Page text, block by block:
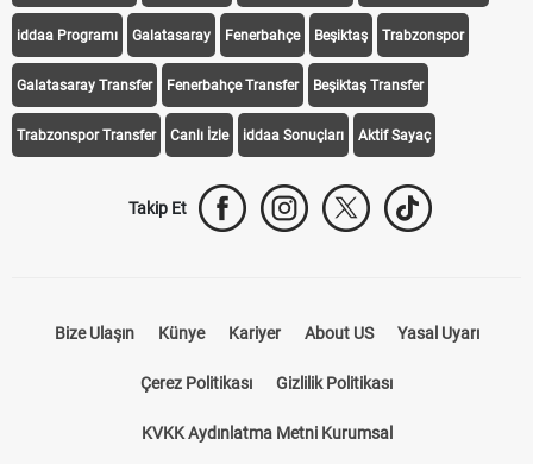
iddaa Programı Galatasaray Fenerbahçe Beşiktaş Trabzonspor
Galatasaray Transfer Fenerbahçe Transfer Beşiktaş Transfer
Trabzonspor Transfer Canlı İzle iddaa Sonuçları Aktif Sayaç
Takip Et
Bize Ulaşın Künye Kariyer About US Yasal Uyarı
Çerez Politikası Gizlilik Politikası
KVKK Aydınlatma Metni Kurumsal